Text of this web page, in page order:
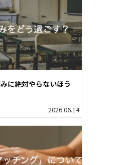
に絶対やらないほう
2026.06.14